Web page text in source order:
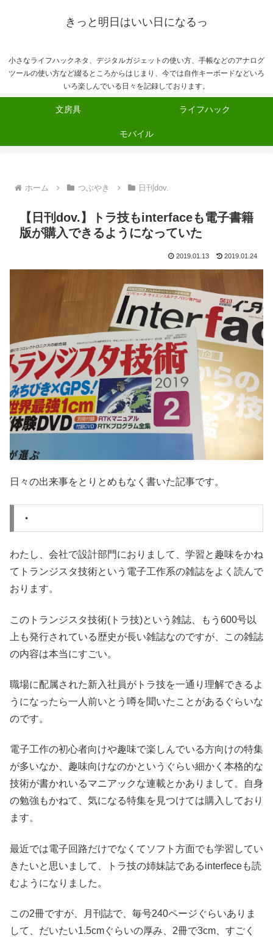
きっと明日はいい日になるっ
小さなライフハックネタ、デジタルガジェットの使い方、手帳などのアナログ
ツールの使い方など綴るところからはじまり、今では自作キーボードなどいろ
いろ楽しんでいる日々を記録しております。
文房具 ライフハック
モバイル
ホーム つぶやき 日刊dov.
【日刊dov.】トラ技もinterfaceも電子書籍
版が購入できるようになっていた
2019.01.13 2019.01.24
日々の出来事をとりとめもなく書いた記事です。
・
わたし、会社で設計部門におりまして、学習と趣味をかね
てトランジスタ技術という電子工作系の雑誌をよく読んで
おります。
このトランジスタ技術(トラ技)という雑誌、もう600号以
上も発行されている歴史が長い雑誌なのですが、この雑誌
の内容は本当にすごい。
職場に配属された新入社員がトラ技を一通り理解できるよ
うになったら一人前いとう噂を聞いたことがあるぐらいな
のです。
電子工作の初心者向けや趣味で楽しんでいる方向けの特集
が多いなか、趣味向けなのかというぐらい細かく本格的な
技術が書かれいるマニアックな連載とかありまして。自身
の勉強もかねて、気になる特集を見つけては購入しており
ます。
最近では電子回路だけでなくてソフト方面でも学習してい
きたいと思いまして、トラ技の姉妹誌であるinterfeceも読
むようになりました。
この2冊ですが、月刊誌で、毎号240ページぐらいありま
して、だいたい1.5cmぐらいの厚み、2冊で3cm、すごく